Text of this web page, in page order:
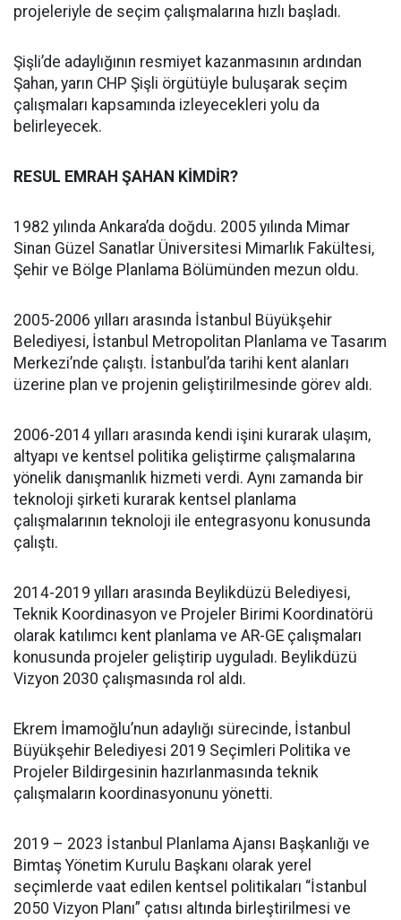
projeleriyle de seçim çalışmalarına hızlı başladı.
Şişli’de adaylığının resmiyet kazanmasının ardından
Şahan, yarın CHP Şişli örgütüyle buluşarak seçim
çalışmaları kapsamında izleyecekleri yolu da
belirleyecek.
RESUL EMRAH ŞAHAN KİMDİR?
1982 yılında Ankara’da doğdu. 2005 yılında Mimar
Sinan Güzel Sanatlar Üniversitesi Mimarlık Fakültesi,
Şehir ve Bölge Planlama Bölümünden mezun oldu.
2005-2006 yılları arasında İstanbul Büyükşehir
Belediyesi, İstanbul Metropolitan Planlama ve Tasarım
Merkezi’nde çalıştı. İstanbul’da tarihi kent alanları
üzerine plan ve projenin geliştirilmesinde görev aldı.
2006-2014 yılları arasında kendi işini kurarak ulaşım,
altyapı ve kentsel politika geliştirme çalışmalarına
yönelik danışmanlık hizmeti verdi. Aynı zamanda bir
teknoloji şirketi kurarak kentsel planlama
çalışmalarının teknoloji ile entegrasyonu konusunda
çalıştı.
2014-2019 yılları arasında Beylikdüzü Belediyesi,
Teknik Koordinasyon ve Projeler Birimi Koordinatörü
olarak katılımcı kent planlama ve AR-GE çalışmaları
konusunda projeler geliştirip uyguladı. Beylikdüzü
Vizyon 2030 çalışmasında rol aldı.
Ekrem İmamoğlu’nun adaylığı sürecinde, İstanbul
Büyükşehir Belediyesi 2019 Seçimleri Politika ve
Projeler Bildirgesinin hazırlanmasında teknik
çalışmaların koordinasyonunu yönetti.
2019 – 2023 İstanbul Planlama Ajansı Başkanlığı ve
Bimtaş Yönetim Kurulu Başkanı olarak yerel
seçimlerde vaat edilen kentsel politikaları “İstanbul
2050 Vizyon Planı” çatısı altında birleştirilmesi ve